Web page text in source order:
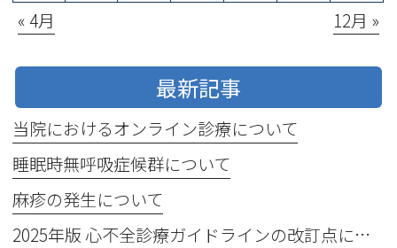
« 4月 12月 »
最新記事
当院におけるオンライン診療について
睡眠時無呼吸症候群について
麻疹の発生について
2025年版 心不全診療ガイドラインの改訂点について